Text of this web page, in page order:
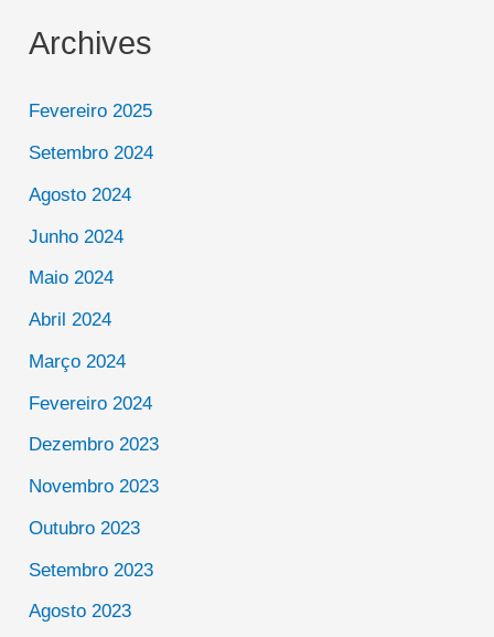
Archives
Fevereiro 2025
Setembro 2024
Agosto 2024
Junho 2024
Maio 2024
Abril 2024
Março 2024
Fevereiro 2024
Dezembro 2023
Novembro 2023
Outubro 2023
Setembro 2023
Agosto 2023